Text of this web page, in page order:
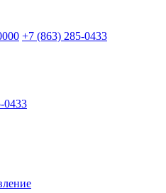
+7 (863) 285-0433
0433